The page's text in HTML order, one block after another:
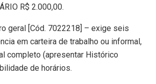
R$ 2.000,00.
geral [Cód. 7022218] – exige seis
em carteira de trabalho ou informal,
completo (apresentar Histórico
de horários.